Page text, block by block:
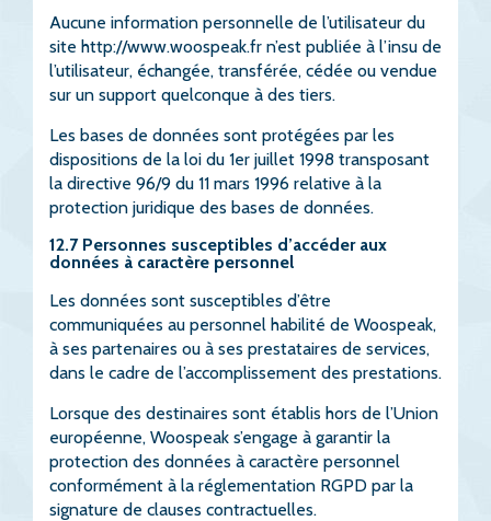
Aucune information personnelle de l’utilisateur du
site http://www.woospeak.fr n’est publiée à l’insu de
l’utilisateur, échangée, transférée, cédée ou vendue
sur un support quelconque à des tiers.
Les bases de données sont protégées par les
dispositions de la loi du 1er juillet 1998 transposant
la directive 96/9 du 11 mars 1996 relative à la
protection juridique des bases de données.
12.7 Personnes susceptibles d’accéder aux
données à caractère personnel
Les données sont susceptibles d’être
communiquées au personnel habilité de Woospeak,
à ses partenaires ou à ses prestataires de services,
dans le cadre de l’accomplissement des prestations.
Lorsque des destinaires sont établis hors de l’Union
européenne, Woospeak s’engage à garantir la
protection des données à caractère personnel
conformément à la réglementation RGPD par la
signature de clauses contractuelles.